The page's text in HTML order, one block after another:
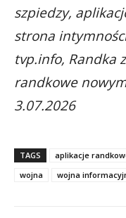
szpiedzy,
strona
tvp.info, Randka
randkowe
3.07.2026
TAGS aplikacje
wojna
wojna